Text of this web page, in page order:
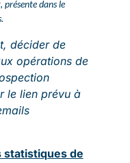
présente dans le
décider de
opérations de
le lien prévu à
statistiques de